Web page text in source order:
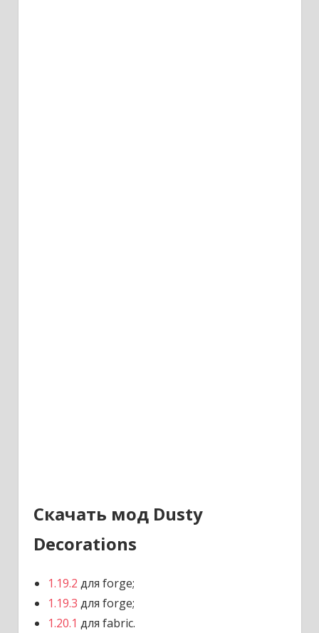
Скачать мод Dusty
Decorations
1.19.2 для forge;
1.19.3 для forge;
1.20.1 для fabric.